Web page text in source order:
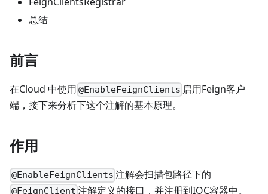
总结
前言
在Cloud 中使用 @EnableFeignClients 启用Feign客户
端，接下来分析下这个注解的基本原理。
作用
@EnableFeignClients 注解会扫描包路径下的
@FeignClient 注解定义的接口，并注册到IOC容器中。